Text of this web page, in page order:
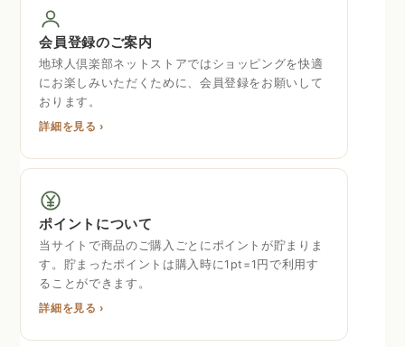
会員登録のご案内
地球人倶楽部ネットストアではショッピングを快適
にお楽しみいただくために、会員登録をお願いして
おります。
詳細を見る ›
ポイントについて
当サイトで商品のご購入ごとにポイントが貯まりま
す。貯まったポイントは購入時に1pt=1円で利用す
ることができます。
詳細を見る ›